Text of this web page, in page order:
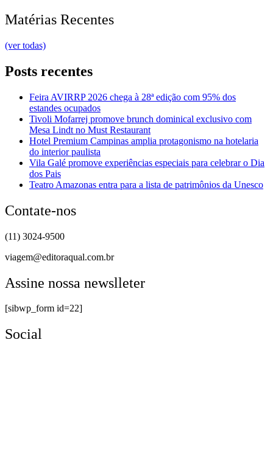
Matérias Recentes
(ver todas)
Posts recentes
Feira AVIRRP 2026 chega à 28ª edição com 95% dos
estandes ocupados
Tivoli Mofarrej promove brunch dominical exclusivo com
Mesa Lindt no Must Restaurant
Hotel Premium Campinas amplia protagonismo na hotelaria
do interior paulista
Vila Galé promove experiências especiais para celebrar o Dia
dos Pais
Teatro Amazonas entra para a lista de patrimônios da Unesco
Contate-nos
(11) 3024-9500
viagem@editoraqual.com.br
Assine nossa newslleter
[sibwp_form id=22]
Social